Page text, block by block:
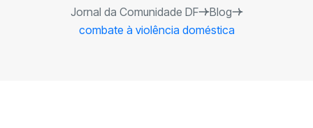
Jornal da Comunidade DF
Blog
combate à violência doméstica